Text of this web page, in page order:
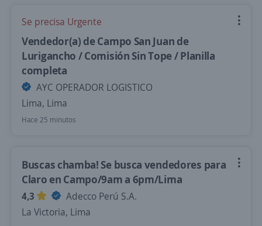
Se precisa Urgente
Vendedor(a) de Campo San Juan de
Lurigancho / Comisión Sin Tope / Planilla
completa
AYC OPERADOR LOGISTICO
Lima, Lima
Hace 25 minutos
Buscas chamba! Se busca vendedores para
Claro en Campo/9am a 6pm/Lima
4,3
Adecco Perú S.A.
La Victoria, Lima